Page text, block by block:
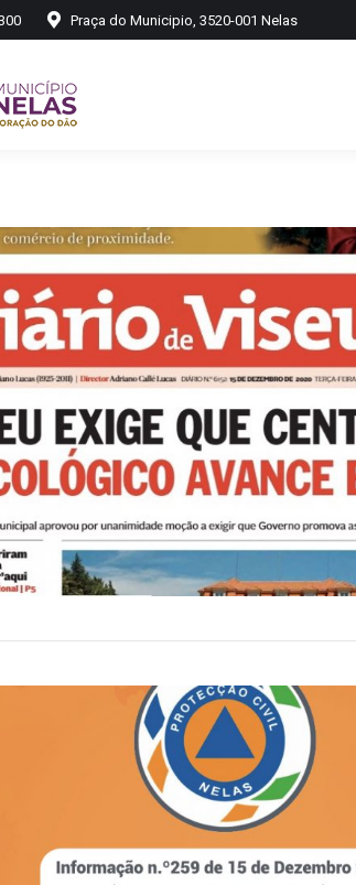
Praça do Municipio, 3520-001 Nelas